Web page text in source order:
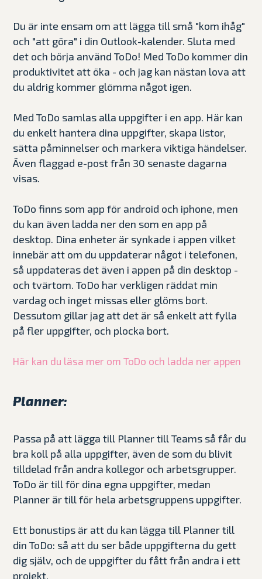
Du är inte ensam om att lägga till små "kom ihåg"
och "att göra" i din Outlook-kalender. Sluta med
det och börja använd ToDo! Med ToDo kommer din
produktivitet att öka - och jag kan nästan lova att
du aldrig kommer glömma något igen.
Med ToDo samlas alla uppgifter i en app. Här kan
du enkelt hantera dina uppgifter, skapa listor,
sätta påminnelser och markera viktiga händelser.
Även flaggad e-post från 30 senaste dagarna
visas.
ToDo finns som app för android och iphone, men
du kan även ladda ner den som en app på
desktop. Dina enheter är synkade i appen vilket
innebär att om du uppdaterar något i telefonen,
så uppdateras det även i appen på din desktop -
och tvärtom. ToDo har verkligen räddat min
vardag och inget missas eller glöms bort.
Dessutom gillar jag att det är så enkelt att fylla
på fler uppgifter, och plocka bort.
Här kan du läsa mer om ToDo och ladda ner appen
Planner:
Passa på att lägga till Planner till Teams så får du
bra koll på alla uppgifter, även de som du blivit
tilldelad från andra kollegor och arbetsgrupper.
ToDo är till för dina egna uppgifter, medan
Planner är till för hela arbetsgruppens uppgifter.
Ett bonustips är att du kan lägga till Planner till
din ToDo: så att du ser både uppgifterna du gett
dig själv, och de uppgifter du fått från andra i ett
projekt.